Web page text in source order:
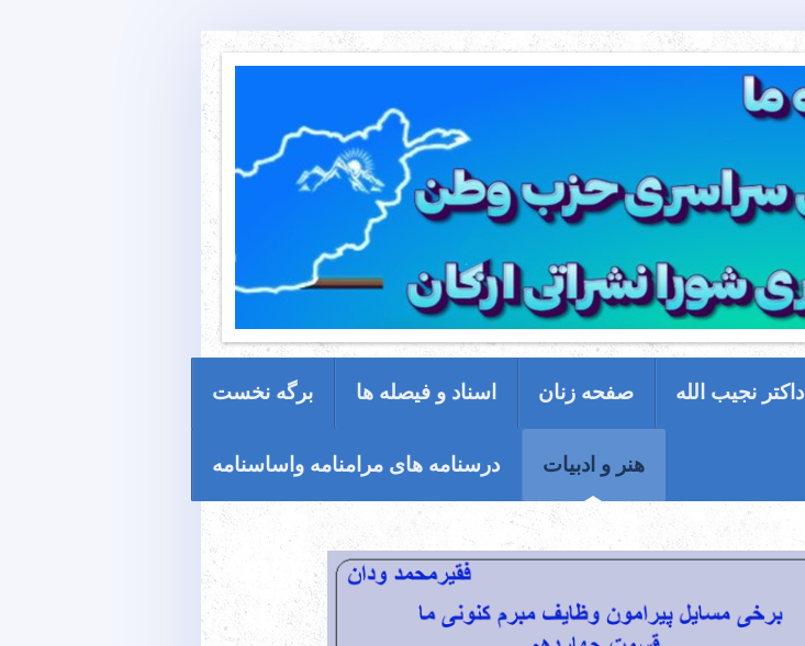
برگه نخست اسناد و فیصله ها صفحه زنان داکتر نجیب الله
درسنامه های مرامنامه واساسنامه هنر و ادبیات